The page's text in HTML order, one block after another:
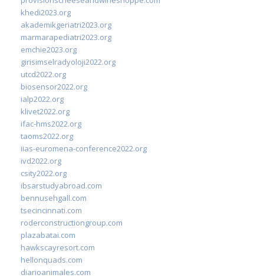
khedi2023.org
akademikgeriatri2023.org
marmarapediatri2023.org
emchie2023.org
girisimselradyoloji2022.org
utcd2022.org
biosensor2022.org
ialp2022.org
klivet2022.org
ifac-hms2022.org
taoms2022.org
iias-euromena-conference2022.org
ivd2022.org
csity2022.org
ibsarstudyabroad.com
bennusehgall.com
tsecincinnati.com
roderconstructiongroup.com
plazabatai.com
hawkscayresort.com
hellonquads.com
diarioanimales.com